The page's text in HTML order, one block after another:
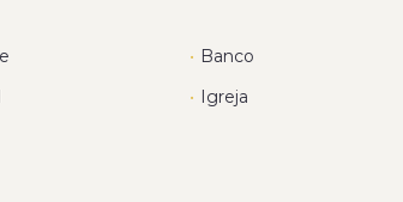
• Banco
• Igreja